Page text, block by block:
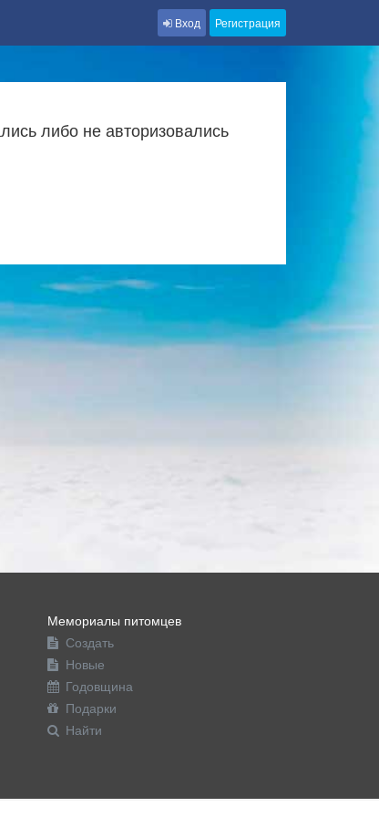
Вход Регистрация
либо не авторизовались
Мемориалы питомцев
Создать
Новые
Годовщина
Подарки
Найти